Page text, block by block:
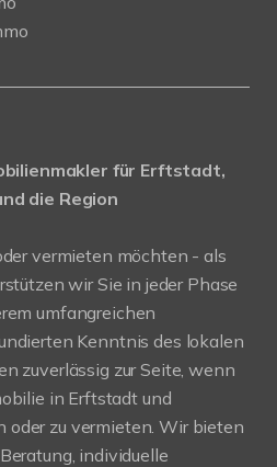
für Erftstadt,
die Region
vermieten möchten - als
wir Sie in jeder Phase
umfangreichen
Kenntnis des lokalen
zuverlässig zur Seite, wenn
in Erftstadt und
oder zu vermieten. Wir bieten
individuelle